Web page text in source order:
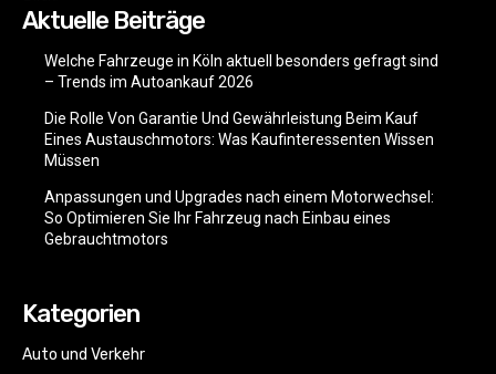
Aktuelle Beiträge
Welche Fahrzeuge in Köln aktuell besonders gefragt sind
– Trends im Autoankauf 2026
Die Rolle Von Garantie Und Gewährleistung Beim Kauf
Eines Austauschmotors: Was Kaufinteressenten Wissen
Müssen
Anpassungen und Upgrades nach einem Motorwechsel:
So Optimieren Sie Ihr Fahrzeug nach Einbau eines
Gebrauchtmotors
Kategorien
Auto und Verkehr